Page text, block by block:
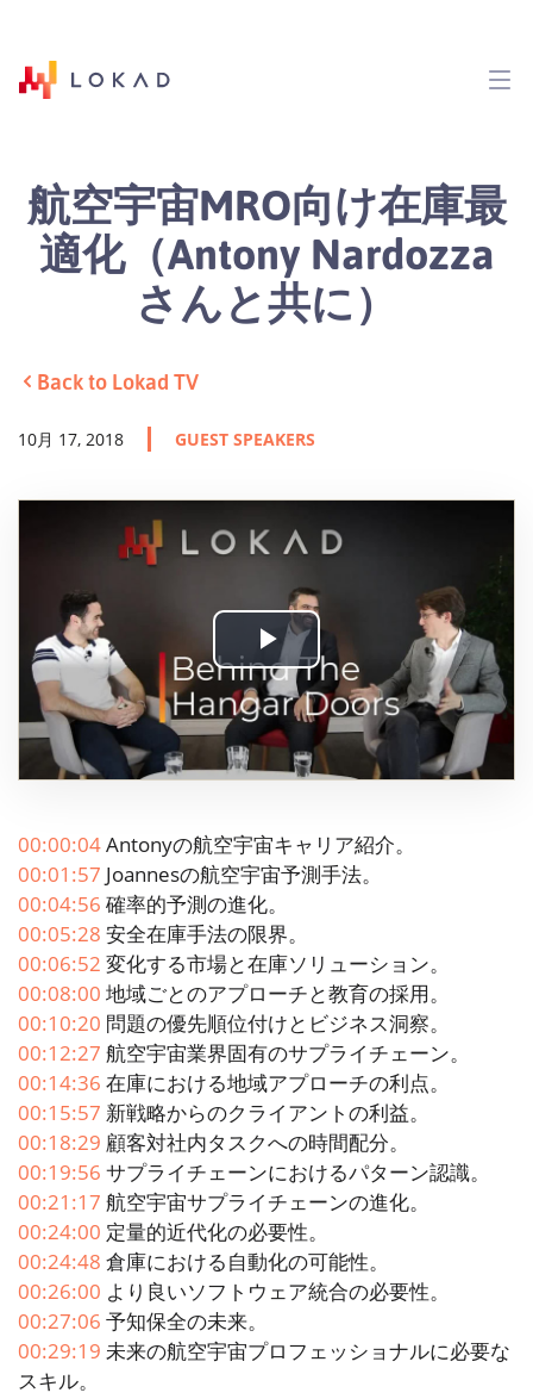
航空宇宙MRO向け在庫最
適化（Antony Nardozza
さんと共に）
Back to Lokad TV
10月 17, 2018 GUEST SPEAKERS
Play
Video
00:00:04Antonyの航空宇宙キャリア紹介。
00:01:57 Joannesの航空宇宙予測手法。
00:04:56 確率的予測の進化。
00:05:28 安全在庫手法の限界。
00:06:52 変化する市場と在庫ソリューション。
00:08:00 地域ごとのアプローチと教育の採用。
00:10:20 問題の優先順位付けとビジネス洞察。
00:12:27 航空宇宙業界固有のサプライチェーン。
00:14:36 在庫における地域アプローチの利点。
00:15:57 新戦略からのクライアントの利益。
00:18:29 顧客対社内タスクへの時間配分。
00:19:56 サプライチェーンにおけるパターン認識。
00:21:17 航空宇宙サプライチェーンの進化。
00:24:00 定量的近代化の必要性。
00:24:48 倉庫における自動化の可能性。
00:26:00 より良いソフトウェア統合の必要性。
00:27:06 予知保全の未来。
00:29:19 未来の航空宇宙プロフェッショナルに必要な
スキル。